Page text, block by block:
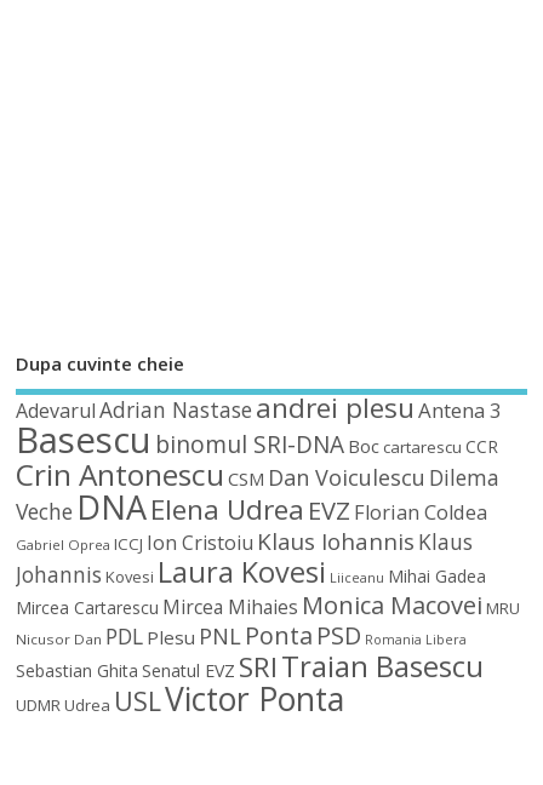
Dupa cuvinte cheie
Adevarul Adrian Nastaseandrei plesuAntena 3
Basescu binomul SRI-DNA Boc cartarescu CCR
Crin Antonescu CSM Dan Voiculescu Dilema
Veche DNAElena Udrea EVZ Florian Coldea
Gabriel Oprea ICCJ Ion Cristoiu Klaus Iohannis Klaus
Johannis Kovesi Laura Kovesi Liiceanu Mihai Gadea
Mircea Cartarescu Mircea Mihaies Monica Macovei MRU
Nicusor Dan PDL Plesu PNL Ponta PSD Romania Libera
Sebastian Ghita Senatul EVZ SRITraian Basescu
UDMRUdrea USLVictor Ponta